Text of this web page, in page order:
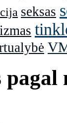
seksas